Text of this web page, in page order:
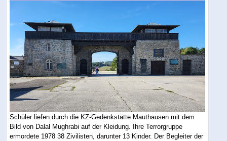
Schüler liefen durch die KZ-Gedenkstätte Mauthausen mit dem
Bild von Dalal Mughrabi auf der Kleidung. Ihre Terrorgruppe
ermordete 1978 38 Zivilisten, darunter 13 Kinder. Der Begleiter der